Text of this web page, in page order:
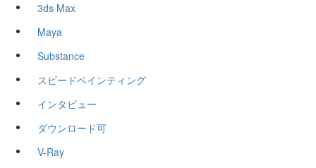
3ds Max
Maya
Substance
スピードペインティング
インタビュー
ダウンロード可
V-Ray